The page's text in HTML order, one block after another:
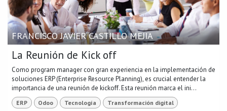
FRANCISCO JAVIER CASTILLO MEJIA
La Reunión de Kick off
Como program manager con gran experiencia en la implementación de
soluciones ERP (Enterprise Resource Planning), es crucial entender la
importancia de una reunión de kickoff. Esta reunión marca el ini...
ERP Odoo Tecnología Transformación digital